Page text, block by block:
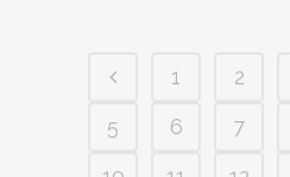
1 2
5
6 7